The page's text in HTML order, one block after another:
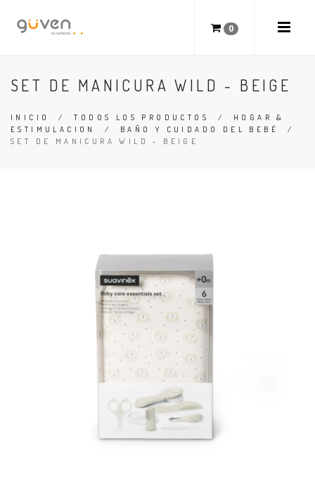
0
SET DE MANICURA WILD - BEIGE
INICIO /TODOS LOS PRODUCTOS / HOGAR &
ESTIMULACION
/ BAÑO Y CUIDADO DEL BEBÉ
/
SET DE MANICURA WILD - BEIGE